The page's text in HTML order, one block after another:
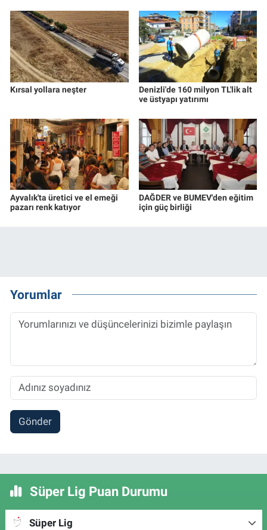
Kırsal yollara neşter
Denizli'de 160 milyon TL'lik alt
ve üstyapı yatırımı
Ayvalık'ta üretici ve el emeği
pazarı renk katıyor
DAĞDER ve BUMEV'den eğitim
için güç birliği
Yorumlar
Gönder
Süper Lig Puan Durumu
Süper Lig